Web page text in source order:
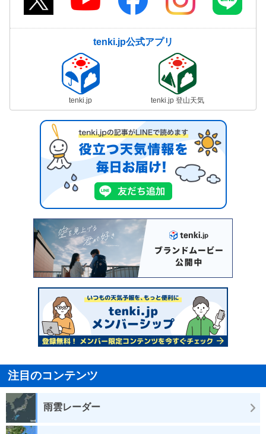
tenki.jp公式アプリ
tenki.jp tenki.jp 登山天気
注目のコンテンツ
雨雲レーダー